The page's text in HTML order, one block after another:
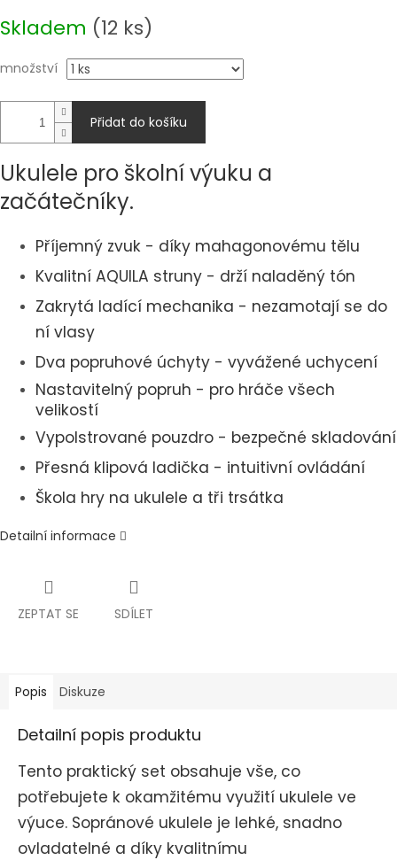
cena:
Skladem (12 ks)
množství
Přidat do košíku
Ukulele pro školní výuku a
začátečníky.
Příjemný zvuk - díky mahagonovému tělu
Kvalitní AQUILA struny - drží naladěný tón
Zakrytá ladící mechanika - nezamotají se do
ní vlasy
Dva popruhové úchyty - vyvážené uchycení
Nastavitelný popruh - pro hráče všech
velikostí
Vypolstrované pouzdro - bezpečné skladování
Přesná klipová ladička - intuitivní ovládání
Škola hry na ukulele a tři trsátka
Detailní informace
ZEPTAT SE SDÍLET
Popis Diskuze
Detailní popis produktu
Tento praktický set obsahuje vše, co
potřebujete k okamžitému využití ukulele ve
výuce. Sopránové ukulele je lehké, snadno
ovladatelné a díky kvalitnímu